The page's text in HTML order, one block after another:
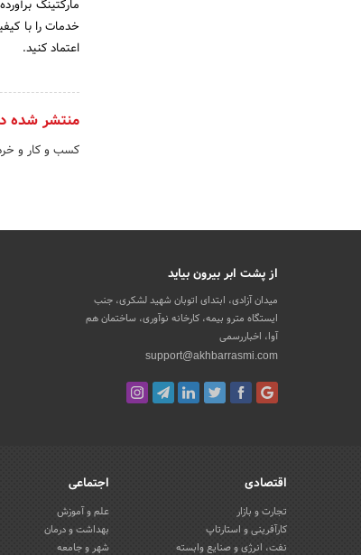
مارکتینگ
خدمات را با
اعتماد کنید.
منتشر شده
کسب و کار و
از پشت ابر بیرون بیاید
میدان آزادی، ابتدای اتوبان شهید لشکری، جنب
ایستگاه مترو بیمه، کارخانه نوآوری، ساختمان هم
آوا، اخباررسمی
support@akhbarrasmi.com
اقتصادی
تجارت و بازار
کارآفرینی و استارتاپ
نفت، انرژی و صنایع وابسته
اجتماعی
علم و آموزش
بهداشت و درمان
شهر و جامعه